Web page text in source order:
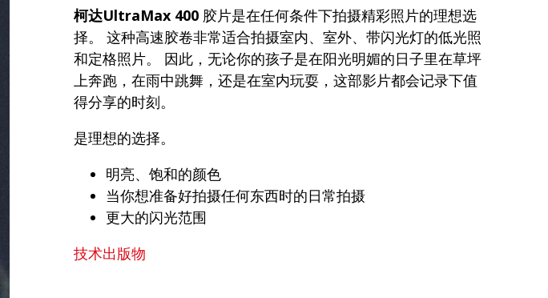
柯达UltraMax 400 胶片是在任何条件下拍摄精彩照片的理想选
择。 这种高速胶卷非常适合拍摄室内、室外、带闪光灯的低光照
和定格照片。 因此，无论你的孩子是在阳光明媚的日子里在草坪
上奔跑，在雨中跳舞，还是在室内玩耍，这部影片都会记录下值
得分享的时刻。
是理想的选择。
明亮、饱和的颜色
当你想准备好拍摄任何东西时的日常拍摄
更大的闪光范围
技术出版物